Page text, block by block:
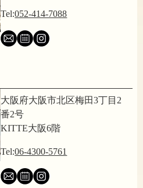
Tel:052-414-7088
大阪府大阪市北区梅田3丁目2
番2号
KITTE大阪6階
Tel:06-4300-5761